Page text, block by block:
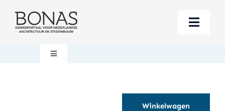
naar
Toggle
BerichtenToggle
Winkelwagen